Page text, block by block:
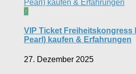
0
VIP Ticket Freiheitskongress
Pearl) kaufen & Erfahrungen
27. Dezember 2025